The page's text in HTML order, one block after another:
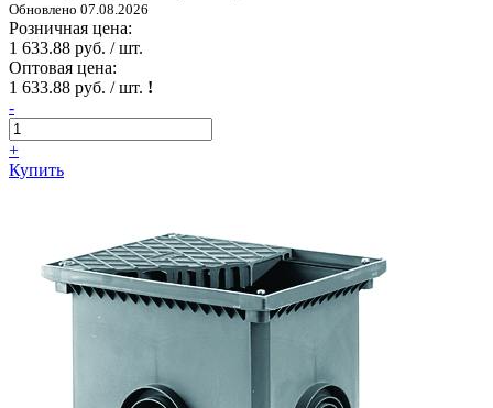
Обновлено 07.08.2026
Розничная цена:
1 633.88 руб. / шт.
Оптовая цена:
1 633.88 руб. / шт. !
-
+
Купить